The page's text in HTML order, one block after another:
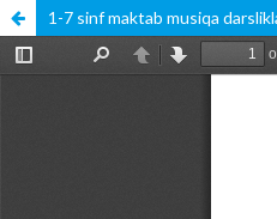
1-7 sinf maktab musiqa